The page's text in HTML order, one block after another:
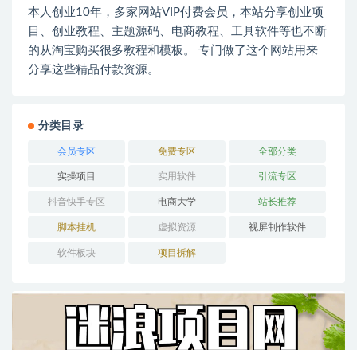
本人创业10年，多家网站VIP付费会员，本站分享创业项
目、创业教程、主题源码、电商教程、工具软件等也不断
的从淘宝购买很多教程和模板。 专门做了这个网站用来
分享这些精品付款资源。
分类目录
会员专区 免费专区 全部分类
实操项目 实用软件 引流专区
抖音快手专区 电商大学 站长推荐
脚本挂机 虚拟资源 视屏制作软件
软件板块 项目拆解